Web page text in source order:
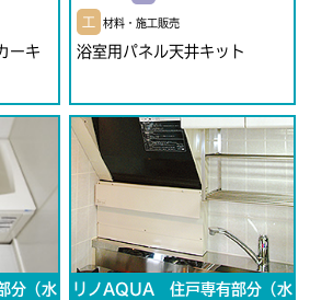
ーキ
工 材料・施工販売
浴室用パネル天井キット
分（水
リノAQUA 住戸専有部分（水